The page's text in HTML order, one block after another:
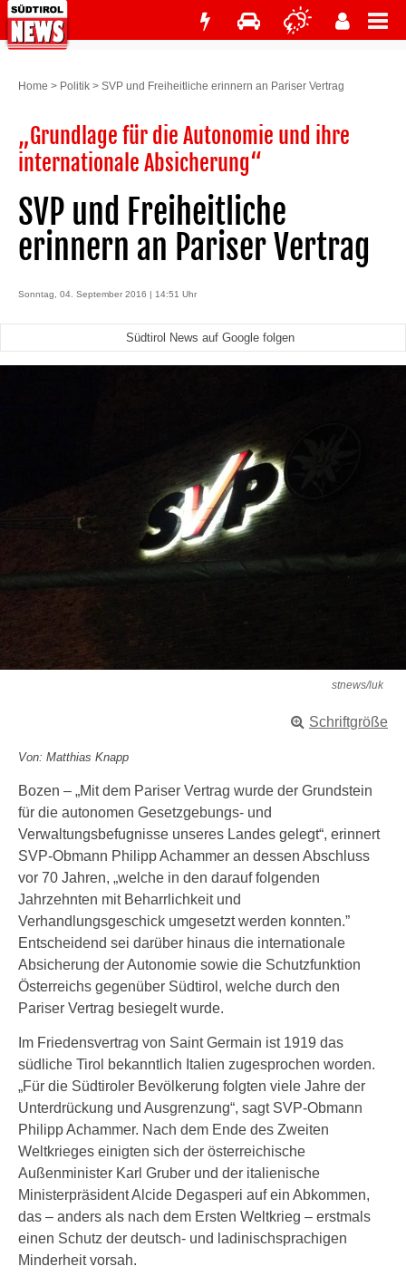
Home > Politik > SVP und Freiheitliche erinnern an Pariser Vertrag
„Grundlage für die Autonomie und ihre
internationale Absicherung“
SVP und Freiheitliche
erinnern an Pariser Vertrag
Sonntag, 04. September 2016 | 14:51 Uhr
Südtirol News auf Google folgen
stnews/luk
Schriftgröße
Von: Matthias Knapp
Bozen – „Mit dem Pariser Vertrag wurde der Grundstein
für die autonomen Gesetzgebungs- und
Verwaltungsbefugnisse unseres Landes gelegt“, erinnert
SVP-Obmann Philipp Achammer an dessen Abschluss
vor 70 Jahren, „welche in den darauf folgenden
Jahrzehnten mit Beharrlichkeit und
Verhandlungsgeschick umgesetzt werden konnten.”
Entscheidend sei darüber hinaus die internationale
Absicherung der Autonomie sowie die Schutzfunktion
Österreichs gegenüber Südtirol, welche durch den
Pariser Vertrag besiegelt wurde.
Im Friedensvertrag von Saint Germain ist 1919 das
südliche Tirol bekanntlich Italien zugesprochen worden.
„Für die Südtiroler Bevölkerung folgten viele Jahre der
Unterdrückung und Ausgrenzung“, sagt SVP-Obmann
Philipp Achammer. Nach dem Ende des Zweiten
Weltkrieges einigten sich der österreichische
Außenminister Karl Gruber und der italienische
Ministerpräsident Alcide Degasperi auf ein Abkommen,
das – anders als nach dem Ersten Weltkrieg – erstmals
einen Schutz der deutsch- und ladinischsprachigen
Minderheit vorsah.